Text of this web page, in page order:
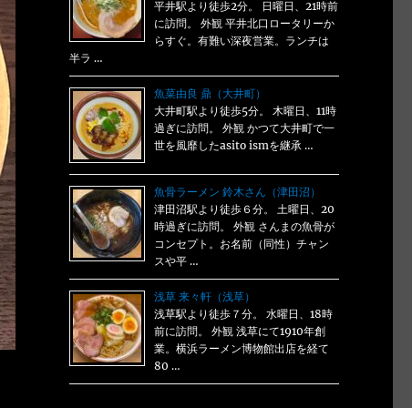
平井駅より徒歩2分。 日曜日、21時前
に訪問。 外観 平井北口ロータリーか
らすぐ。有難い深夜営業。ランチは
半ラ …
魚菜由良 鼎（大井町）
大井町駅より徒歩5分。 木曜日、11時
過ぎに訪問。 外観 かつて大井町で一
世を風靡したasito ismを継承 …
魚骨ラーメン 鈴木さん（津田沼）
津田沼駅より徒歩６分。 土曜日、20
時過ぎに訪問。 外観 さんまの魚骨が
コンセプト。お名前（同性）チャン
スや平 …
浅草 来々軒（浅草）
浅草駅より徒歩７分。 水曜日、18時
前に訪問。 外観 浅草にて1910年創
業。横浜ラーメン博物館出店を経て
80 …